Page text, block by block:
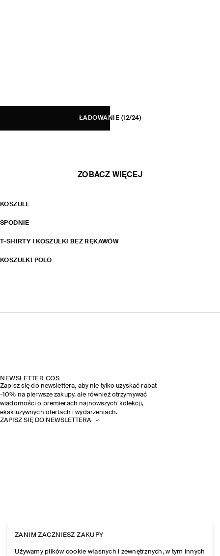
ŁADOWANIE (12/24)
ZOBACZ WIĘCEJ
KOSZULE
SPODNIE
T-SHIRTY I KOSZULKI BEZ RĘKAWÓW
KOSZULKI POLO
NEWSLETTER COS
Zapisz się do newslettera, aby nie tylko uzyskać rabat
-10% na pierwsze zakupy, ale również otrzymywać
wiadomości o premierach najnowszych kolekcji,
ekskluzywnych ofertach i wydarzeniach.
ZAPISZ SIĘ DO NEWSLETTERA
ZANIM ZACZNIESZ ZAKUPY
Używamy plików cookie własnych i zewnętrznych, w tym innych